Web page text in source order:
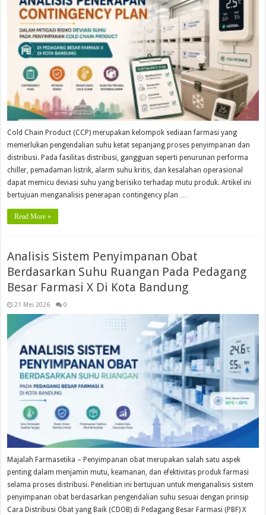
Cold Chain Product (CCP) merupakan kelompok sediaan farmasi yang
memerlukan pengendalian suhu ketat sepanjang proses penyimpanan dan
distribusi. Pada fasilitas distribusi, gangguan seperti penurunan performa
chiller, pemadaman listrik, alarm suhu kritis, dan kesalahan operasional
dapat memicu deviasi suhu yang berisiko terhadap mutu produk. Artikel ini
bertujuan menganalisis penerapan contingency plan …
Read More »
Analisis Sistem Penyimpanan Obat
Berdasarkan Suhu Ruangan Pada Pedagang
Besar Farmasi X Di Kota Bandung
21 Mei 2026 0
Majalah Farmasetika – Penyimpanan obat merupakan salah satu aspek
penting dalam menjamin mutu, keamanan, dan efektivitas produk farmasi
selama proses distribusi. Penelitian ini bertujuan untuk menganalisis sistem
penyimpanan obat berdasarkan pengendalian suhu sesuai dengan prinsip
Cara Distribusi Obat yang Baik (CDOB) di Pedagang Besar Farmasi (PBF) X